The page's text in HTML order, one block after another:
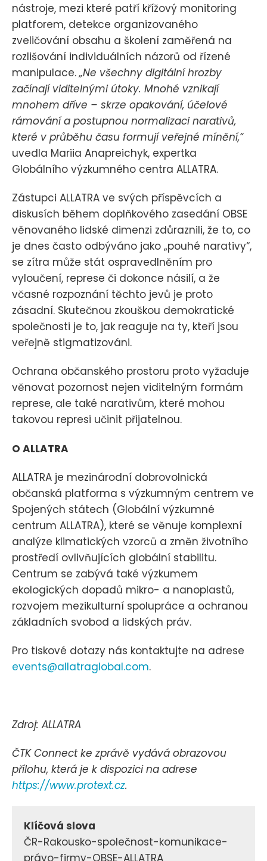
nástroje, mezi které patří křížový monitoring
platforem, detekce organizovaného
zveličování obsahu a školení zaměřená na
rozlišování individuálních názorů od řízené
manipulace.„Ne všechny digitální hrozby
začínají viditelnými útoky. Mnohé vznikají
mnohem dříve – skrze opakování, účelové
rámování a postupnou normalizaci narativů,
které v průběhu času formují veřejné mínění,“
uvedla Mariia Anapreichyk, expertka
Globálního výzkumného centra ALLATRA.
Zástupci ALLATRA ve svých příspěvcích a
diskusích během doplňkového zasedání OBSE
věnovaného lidské dimenzi zdůraznili, že to, co
je dnes často odbýváno jako „pouhé narativy“,
se zítra může stát ospravedlněním pro
vyloučení, represe či dokonce násilí, a že
včasné rozpoznání těchto jevů je proto
zásadní. Skutečnou zkouškou demokratické
společnosti je to, jak reaguje na ty, kteří jsou
veřejně stigmatizováni.
Ochrana občanského prostoru proto vyžaduje
věnovat pozornost nejen viditelným formám
represe, ale také narativům, které mohou
takovou represi učinit přijatelnou.
O ALLATRA
ALLATRA je mezinárodní dobrovolnická
občanská platforma s výzkumným centrem ve
Spojených státech (Globální výzkumné
centrum ALLATRA), které se věnuje komplexní
analýze klimatických vzorců a změn životního
prostředí ovlivňujících globální stabilitu.
Centrum se zabývá také výzkumem
ekologických dopadů mikro- a nanoplastů,
rozvojem mezikulturní spolupráce a ochranou
základních svobod a lidských práv.
Pro tiskové dotazy nás kontaktujte na adrese
events@allatraglobal.com.
Zdroj: ALLATRA
ČTK Connect ke zprávě vydává obrazovou
přílohu, která je k dispozici na adrese
https://www.protext.cz.
Klíčová slova
ČR-Rakousko-společnost-komunikace-
právo-firmy-OBSE-ALLATRA